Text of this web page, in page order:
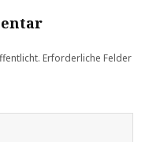
Erforderliche Felder